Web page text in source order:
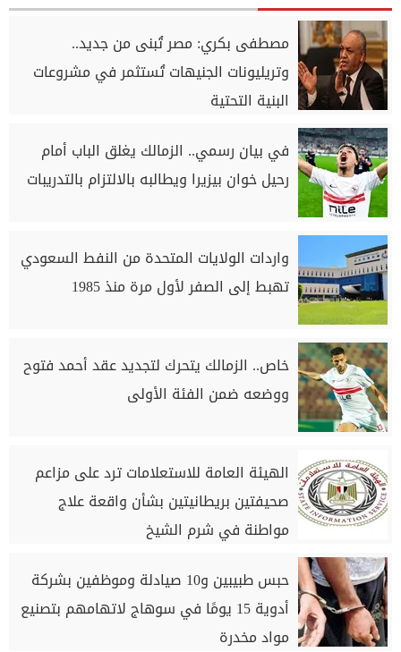
مصطفى بكري: مصر تُبنى من جديد..
وتريليونات الجنيهات تُستثمر في مشروعات
البنية التحتية
في بيان رسمي.. الزمالك يغلق الباب أمام
رحيل خوان بيزيرا ويطالبه بالالتزام بالتدريبات
واردات الولايات المتحدة من النفط السعودي
تهبط إلى الصفر لأول مرة منذ 1985
خاص.. الزمالك يتحرك لتجديد عقد أحمد فتوح
ووضعه ضمن الفئة الأولى
الهيئة العامة للاستعلامات ترد على مزاعم
صحيفتين بريطانيتين بشأن واقعة علاج
مواطنة في شرم الشيخ
حبس طبيبين و10 صيادلة وموظفين بشركة
أدوية 15 يومًا في سوهاج لاتهامهم بتصنيع
مواد مخدرة